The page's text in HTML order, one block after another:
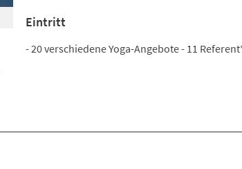
Eintritt
- 20 verschiedene Yoga-Angebote - 11